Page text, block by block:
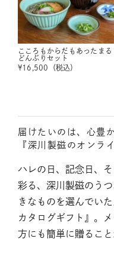
こころもからだもあったまる
どんぶりセット
¥16,500 （税込）
届けたいのは、心豊
『深川製磁のオンラ
ハレの日、記念日、
彩る、深川製磁のう
きなものを選んでい
カタログギフト』。
方にも簡単に贈ること